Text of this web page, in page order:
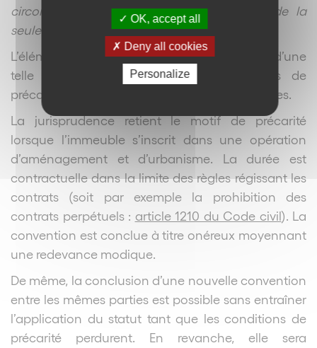
circonstances particulières indépendantes de la
seule volonté des parties.»
L’élément central permettant la conclusion d’une
telle convention est l’existence de motifs de
précarité indépendants de la volonté des parties.
La jurisprudence retient le motif de précarité
lorsque l’immeuble s’inscrit dans une opération
d’aménagement et d’urbanisme. La durée est
contractuelle dans la limite des règles régissant les
contrats (soit par exemple la prohibition des
contrats perpétuels : article 1210 du Code civil). La
convention est conclue à titre onéreux moyennant
une redevance modique.
De même, la conclusion d’une nouvelle convention
entre les mêmes parties est possible sans entraîner
l’application du statut tant que les conditions de
précarité perdurent. En revanche, elle sera
OK, accept all
Deny all cookies
Personalize